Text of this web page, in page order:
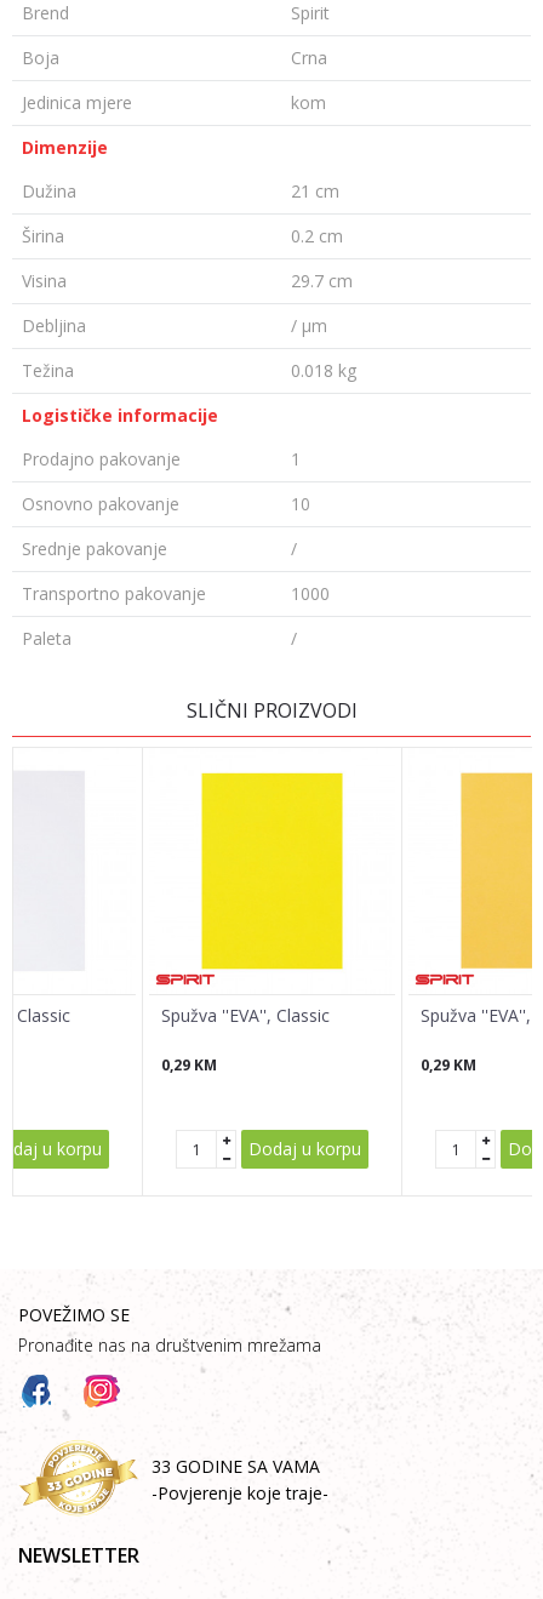
Brend
Spirit
Boja
Crna
Jedinica mjere
kom
Dimenzije
Dužina
21 cm
Širina
0.2 cm
Visina
29.7 cm
Debljina
/ µm
Težina
0.018 kg
Logističke informacije
Prodajno pakovanje
1
Osnovno pakovanje
10
Srednje pakovanje
/
Transportno pakovanje
1000
Paleta
/
Email
SLIČNI PROIZVODI
Classic
u korpu
Spužva ''EVA'', Classic
0,29 KM
Dodaj u korpu
Spužva ''EVA'',
0,29 KM
POVEŽIMO SE
Pronađite nas na društvenim mrežama
33 GODINE SA VAMA
-Povjerenje koje traje-
NEWSLETTER